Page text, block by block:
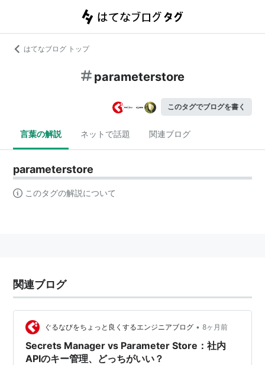
はてなブログ トップ
parameterstore
このタグでブログを書く
言葉の解説 ネットで話題 関連ブログ
parameterstore
このタグの解説について
関連ブログ
ぐるなびをちょっと良くするエンジニアブログ • 8ヶ月前
Secrets Manager vs Parameter Store：社内
APIのキー管理、どっちがいい？